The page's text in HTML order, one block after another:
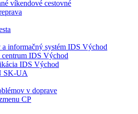
víkendové cestovné
a informačný systém IDS Východ
centrum IDS Východ
IDS Východ
SK-UA
v doprave
CP